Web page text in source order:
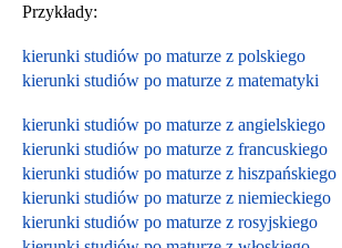
Przykłady:
kierunki studiów po maturze z polskiego
kierunki studiów po maturze z matematyki
kierunki studiów po maturze z angielskiego
kierunki studiów po maturze z francuskiego
kierunki studiów po maturze z hiszpańskiego
kierunki studiów po maturze z niemieckiego
kierunki studiów po maturze z rosyjskiego